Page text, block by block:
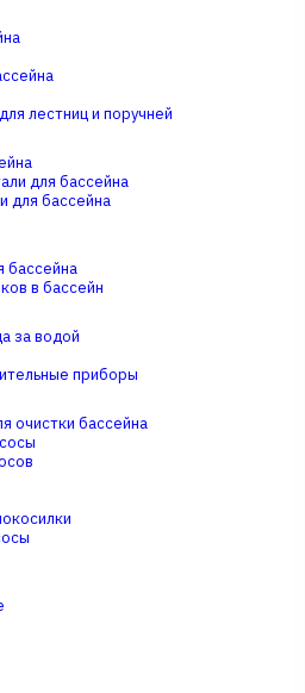
лестниц и поручней
для бассейна
для бассейна
бассейна
в бассейн
за водой
приборы
очистки бассейна